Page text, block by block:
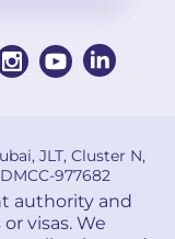
JLT, Cluster N,
977682
authority and
visas. We